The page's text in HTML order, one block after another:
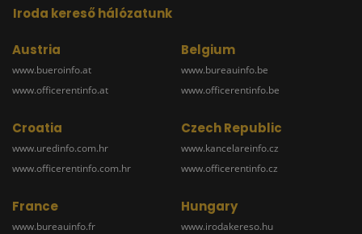
Iroda kereső hálózatunk
Austria
www.bueroinfo.at
www.officerentinfo.at
Belgium
www.bureauinfo.be
www.officerentinfo.be
Croatia
www.uredinfo.com.hr
www.officerentinfo.com.hr
Czech Republic
www.kancelareinfo.cz
www.officerentinfo.cz
France
www.bureauinfo.fr
Hungary
www.irodakereso.hu